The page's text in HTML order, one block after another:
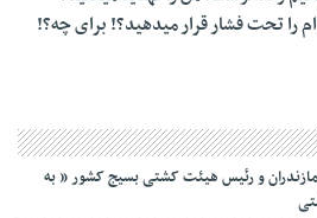
را‌ تحت فشار قرار میدهید؟! برای چه؟!
مازندران و رئیس هیئت کشتی بسیج کشور ” به